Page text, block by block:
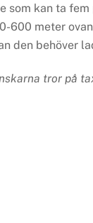
som kan ta fem
600 meter
den behöver
tror på